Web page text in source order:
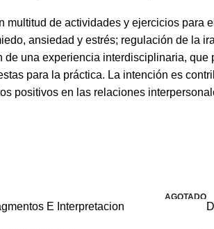
multitud de actividades y ejercicios
ansiedad y estrés; regulación de la
una experiencia interdisciplinaria,
para la práctica. La intención es
positivos en las relaciones
E Interpretacion
AGOTADO